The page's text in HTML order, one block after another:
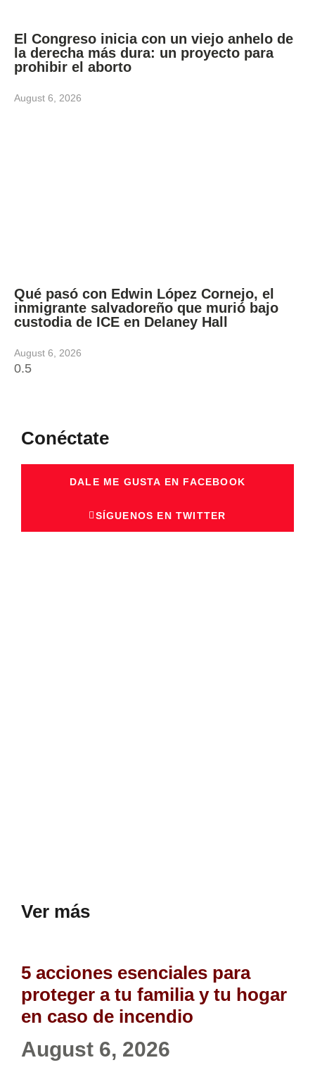
El Congreso inicia con un viejo anhelo de
la derecha más dura: un proyecto para
prohibir el aborto
August 6, 2026
Qué pasó con Edwin López Cornejo, el
inmigrante salvadoreño que murió bajo
custodia de ICE en Delaney Hall
August 6, 2026
Conéctate
DALE ME GUSTA EN FACEBOOK
SÍGUENOS EN TWITTER
Ver más
5 acciones esenciales para
proteger a tu familia y tu hogar
en caso de incendio
August 6, 2026